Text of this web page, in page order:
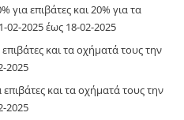
για επιβάτες και 20% για τα
02-2025 έως 18-02-2025
και τα οχήματά τους την
2025
και τα οχήματά τους την
2025